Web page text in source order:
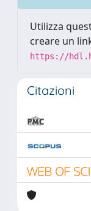
Utilizza
creare un
https://
Citazioni